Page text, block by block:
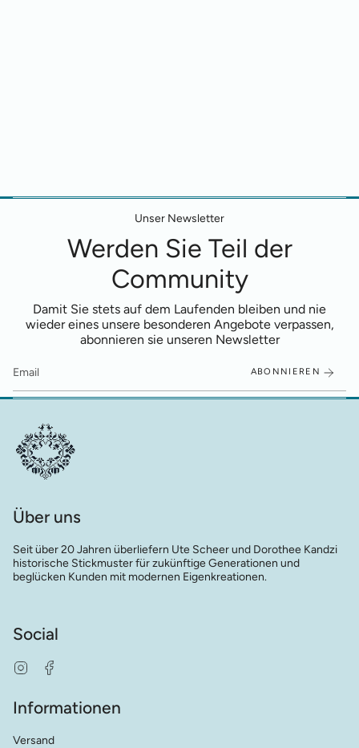
Unser Newsletter
Werden Sie Teil der
Community
Damit Sie stets auf dem Laufenden bleiben und nie
wieder eines unsere besonderen Angebote verpassen,
abonnieren sie unseren Newsletter
ABONNIEREN
Über uns
Seit über 20 Jahren überliefern Ute Scheer und Dorothee Kandzi
historische Stickmuster für zukünftige Generationen und
beglücken Kunden mit modernen Eigenkreationen.
Social
Instagram
Informationen
Versand